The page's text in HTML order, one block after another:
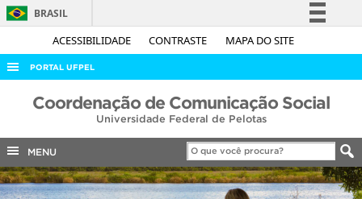
ACESSIBILIDADE CONTRASTE MAPA DO SITE
BRASIL
Simplifique!
Acesso à informação
Legislação
Canais
PORTAL UFPEL
ACESSO À INFORMAÇÃO
COBALTO
CONCURSOS
Coordenação de Comunicação Social
Universidade Federal de Pelotas
MENU